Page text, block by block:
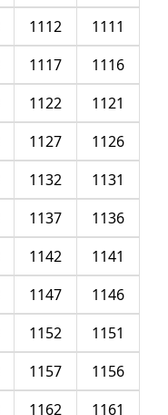
1111
1112
1116
1117
1121
1122
1126
1127
1131
1132
1136
1137
1141
1142
1146
1147
1151
1152
1156
1157
1161
1162